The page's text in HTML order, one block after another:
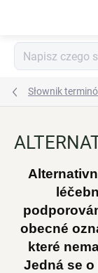
Słownik
obecné
které
Jedná se